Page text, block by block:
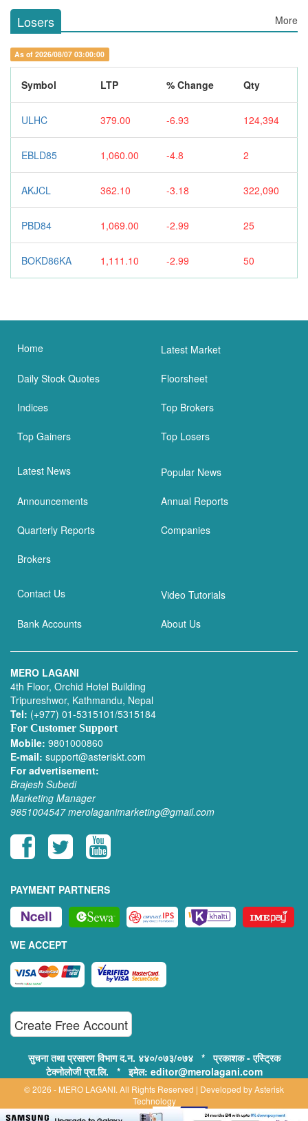
Losers More
As of 2026/08/07 03:00:00
Symbol LTP % Change Qty
ULHC 379.00 -6.93 124,394
EBLD85 1,060.00 -4.8 2
AKJCL 362.10 -3.18 322,090
PBD84 1,069.00 -2.99 25
BOKD86KA 1,111.10 -2.99 50
Home Latest Market
Daily Stock Quotes Floorsheet
Indices Top Brokers
Top Gainers Top Losers
Latest News Popular News
Announcements Annual Reports
Quarterly Reports Companies
Brokers
Contact Us Video Tutorials
Bank Accounts About Us
MERO LAGANI
4th Floor, Orchid Hotel Building
Tripureshwor, Kathmandu, Nepal
Tel: (+977) 01-5315101/5315184
For Customer Support
Mobile: 9801000860
E-mail: support@asteriskt.com
For advertisement:
Brajesh Subedi
Marketing Manager
9851004547 merolaganimarketing@gmail.com
PAYMENT PARTNERS
WE ACCEPT
Create Free Account
सुचना तथा प्रसारण विभाग द.न. ४४०/०७३/०७४ * प्रकाशक - एस्ट्रिक
टेक्नोलोजी प्रा.लि. * इमेल: editor@merolagani.com
© 2026 - MERO LAGANI. All Rights Reserved | Developed byAsterisk
Technology
Supported By: